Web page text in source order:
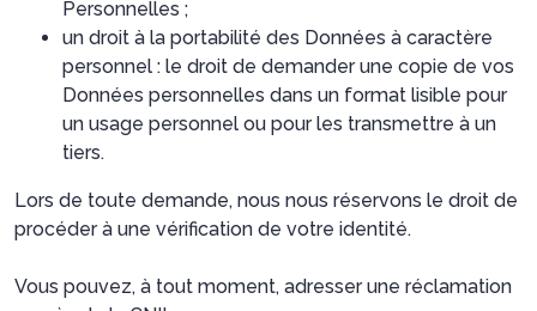
Personnelles ;
un droit à la portabilité des Données à caractère
personnel : le droit de demander une copie de vos
Données personnelles dans un format lisible pour
un usage personnel ou pour les transmettre à un
tiers.
Lors de toute demande, nous nous réservons le droit de
procéder à une vérification de votre identité.
Vous pouvez, à tout moment, adresser une réclamation